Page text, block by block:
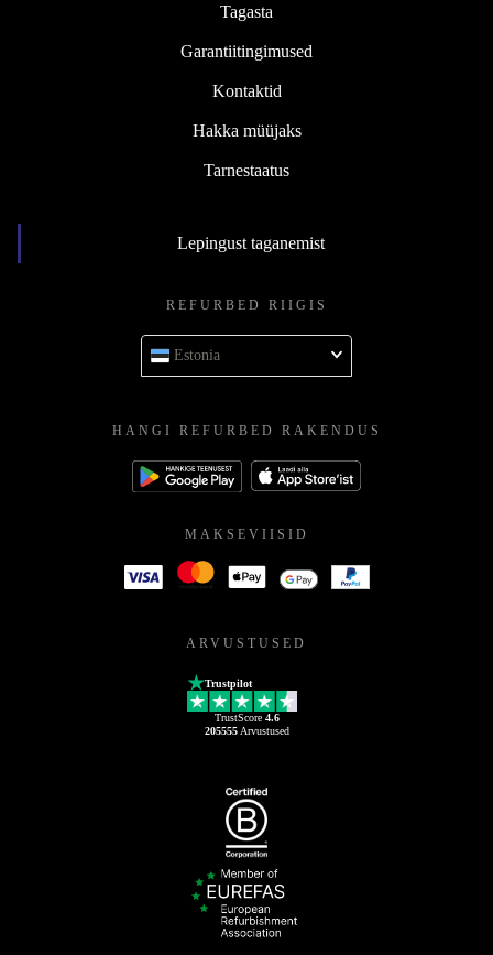
Tagasta
Garantiitingimused
Kontaktid
Hakka müüjaks
Tarnestaatus
Lepingust taganemist
REFURBED RIIGIS
Estonia
HANGI REFURBED RAKENDUS
MAKSEVIISID
ARVUSTUSED
Trustpilot
TrustScore 4.6
205555Arvustused